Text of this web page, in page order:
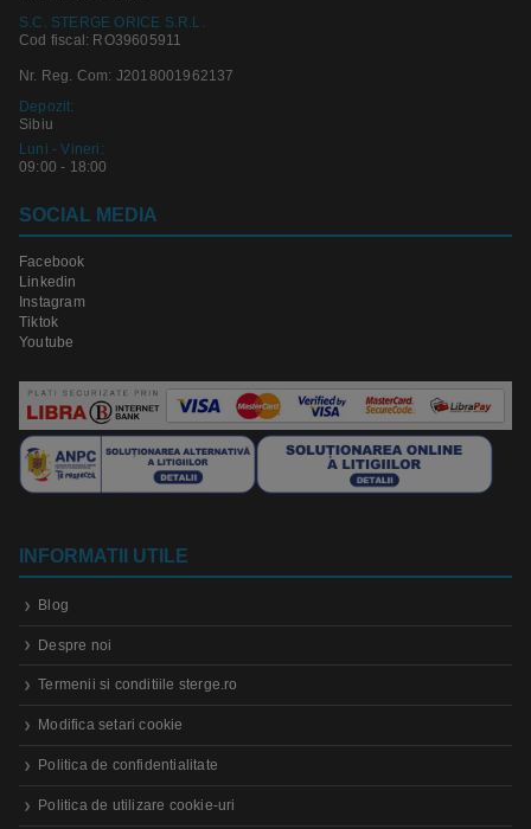
S.C. STERGE ORICE S.R.L.
Cod fiscal: RO39605911
Nr. Reg. Com: J2018001962137
Depozit:
Sibiu
Luni - Vineri:
09:00 - 18:00
SOCIAL MEDIA
Facebook
Linkedin
Instagram
Tiktok
Youtube
INFORMATII UTILE
Blog
Despre noi
Termenii si conditiile sterge.ro
Modifica setari cookie
Politica de confidentialitate
Politica de utilizare cookie-uri